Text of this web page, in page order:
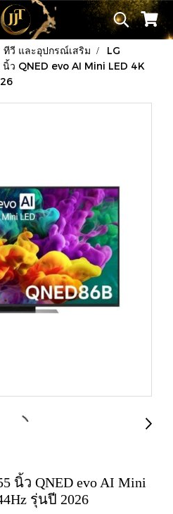
ทีวี และอุปกรณ์เสริม
LG
นิ้ว QNED evo AI Mini LED 4K
นิ้ว QNED evo AI Mini
รุ่นปี 2026